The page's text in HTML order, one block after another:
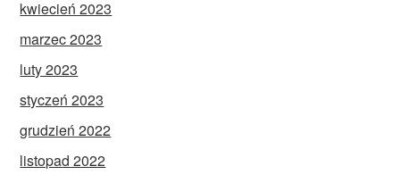
kwiecień 2023
marzec 2023
luty 2023
styczeń 2023
grudzień 2022
listopad 2022